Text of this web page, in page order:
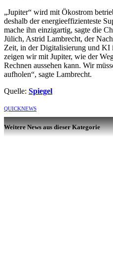
„Jupiter“ wird mit Ökostrom
deshalb der energieeffizienteste
mache ihn einzigartig, sagte die
Jülich, Astrid Lambrecht, der
Zeit, in der Digitalisierung und KI
zeigen wir mit Jupiter, wie der
Rechnen aussehen kann. Wir
aufholen“, sagte Lambrecht.
Quelle: Spiegel
QUICKNEWS
Weitere News aus dieser Kategorie